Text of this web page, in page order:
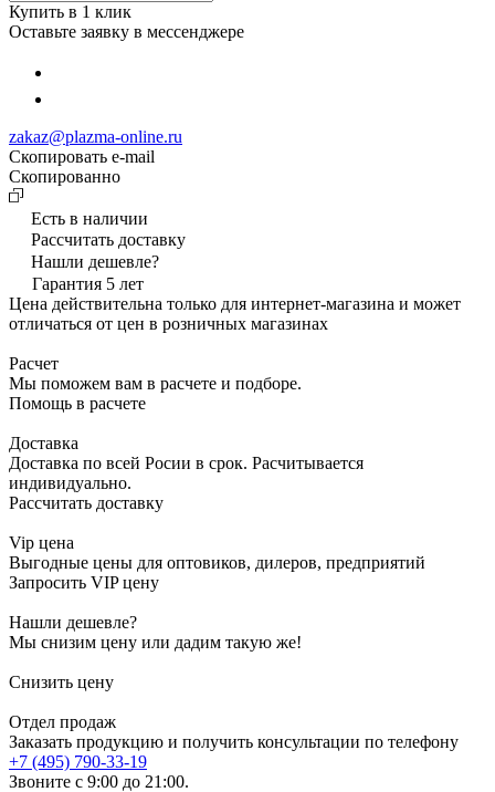
Купить в 1 клик
Оставьте заявку в мессенджере
zakaz@plazma-online.ru
Скопировать e-mail
Cкопированно
Есть в наличии
Рассчитать доставку
Нашли дешевле?
Гарантия 5 лет
Цена действительна только для интернет-магазина и может
отличаться от цен в розничных магазинах
Расчет
Мы поможем вам в расчете и подборе.
Помощь в расчете
Доставка
Доставка по всей Росии в срок. Расчитывается
индивидуально.
Рассчитать доставку
Vip цена
Выгодные цены для оптовиков, дилеров, предприятий
Запросить VIP цену
Нашли дешевле?
Мы снизим цену или дадим такую же!
Снизить цену
Отдел продаж
Заказать продукцию и получить консультации по телефону
+7 (495) 790-33-19
Звоните с 9:00 до 21:00.